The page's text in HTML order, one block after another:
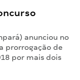
anunciou no
prorrogação de
por mais dois